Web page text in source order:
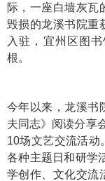
际，一座白墙灰瓦
毁损的龙溪书院重
入驻，宜州区图
根。
今年以来，龙溪书
夫同志》阅读分享
10场文艺交流活动
各种主题日和研学
学创作、文化交流